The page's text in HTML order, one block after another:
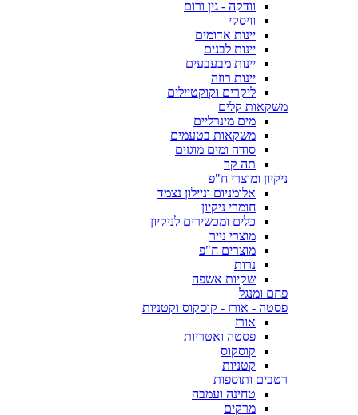
וודקה - גין ורום
וויסקי
יינות אדומים
יינות לבנים
יינות מבעבעים
יינות רוזה
ליקרים וקוקטיילים
משקאות קלים
מים מינרליים
משקאות בטעמים
סודה ומים מוגזים
תה קר
ניקיון ומוצרי ח"פ
אלומניום וניילון נצמד
חומרי ניקיון
כלים ומכשירים לניקיון
מוצרי נייר
מוצרים ח"פ
נרות
שקיות אשפה
פחם ומנגל
פסטה - אורז - קוסקוס וקטניות
אורז
פסטה ואטריות
קוסקוס
קטניות
רטבים ותוספות
טחינה ועמבה
מרקים